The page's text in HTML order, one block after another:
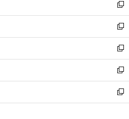
く
で
開
く
ド
ウ
で
開
く
ィ
ン
ド
ウ
で
開
く
い
ウ
ィ
ン
ド
ウ
で
開
く
新
し
い
ウ
ィ
ン
ド
ウ
で
開
新
し
い
ウ
ィ
ン
ド
ウ
新
し
い
ウ
ィ
ン
新
し
い
ウ
新
し